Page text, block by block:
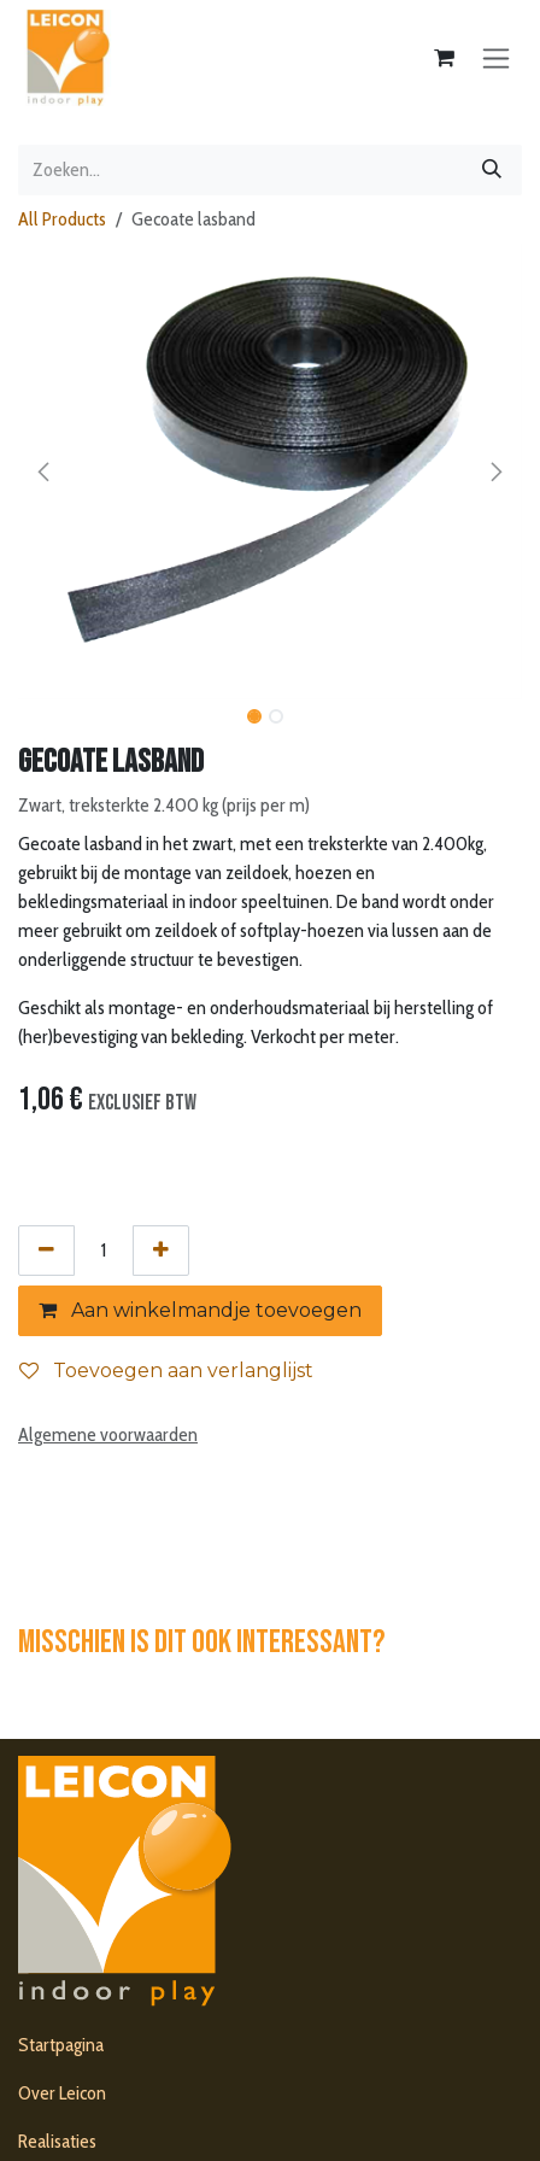
Overslaan naar inhoud
All Products Gecoate lasband
Gecoate lasband
Zwart, treksterkte 2.400 kg (prijs per m)
Gecoate lasband in het zwart, met een treksterkte van 2.400kg,
gebruikt bij de montage van zeildoek, hoezen en
bekledingsmateriaal in indoor speeltuinen. De band wordt onder
meer gebruikt om zeildoek of softplay-hoezen via lussen aan de
onderliggende structuur te bevestigen.
Geschikt als montage- en onderhoudsmateriaal bij herstelling of
(her)bevestiging van bekleding. Verkocht per meter.
1,06€ Exclusief btw
Aan winkelmandje toevoegen
Toevoegen aan verlanglijst
Algemene voorwaarden
Misschien is dit ook interessant?
Startpagina
Over Leicon
Realisaties